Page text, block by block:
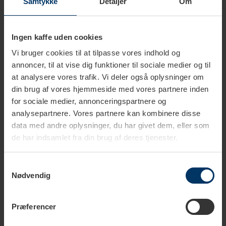
Ingen kaffe uden cookies
Vi bruger cookies til at tilpasse vores indhold og
annoncer, til at vise dig funktioner til sociale medier og til
at analysere vores trafik. Vi deler også oplysninger om
din brug af vores hjemmeside med vores partnere inden
for sociale medier, annonceringspartnere og
analysepartnere. Vores partnere kan kombinere disse
data med andre oplysninger, du har givet dem, eller som
de har indsamlet fra din brug af deres tjenester.
Nødvendig
Præferencer
Dual Boiler espressomaskine
En dual boiler espressomaskine er udstyret med to separate
kedler til hhv. brygning af kaffe og steam/varmt vand. Typisk
er bryggekedlens kapacitet mindre end steamkedlen, så
indholdet hurtigere bruges, hvilket betyder, at der altid
brygges med friskt vand.
temperaturen på kedlerne kan justeres individuelt.